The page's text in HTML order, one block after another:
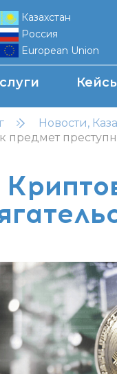
Казахстан
Россия
European Union
Новости,
предмет